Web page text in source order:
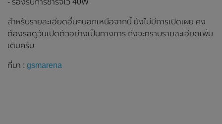
สำหรับรายละเอียดอื่นๆนอกเหนือจากนี้ ยังไม่มีการเปิดเผย คง
ต้องรอดูวันเปิดตัวอย่างเป็นทางการ ถึงจะทราบรายละเอียดเพิ่ม
เติมครับ
ที่มา : gsmarena